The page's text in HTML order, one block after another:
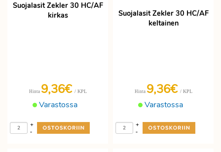
Suojalasit Zekler 30 HC/AF
kirkas
Varastossa
Hinta 9,36€ / KPL
-
+
Suojalasit Zekler 30 HC/AF
keltainen
Varastossa
Hinta 9,36€ / KPL
-
+